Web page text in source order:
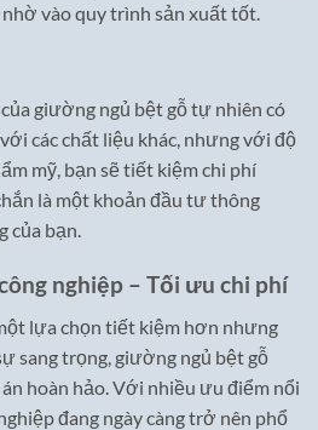
vào quy trình sản xuất tốt.
giường ngủ bệt gỗ tự nhiên có
các chất liệu khác, nhưng với độ
mỹ, bạn sẽ tiết kiệm chi phí
là một khoản đầu tư thông
của bạn.
nghiệp – Tối ưu chi phí
lựa chọn tiết kiệm hơn nhưng
sang trọng, giường ngủ bệt gỗ
hoàn hảo. Với nhiều ưu điểm nổi
đang ngày càng trở nên phổ